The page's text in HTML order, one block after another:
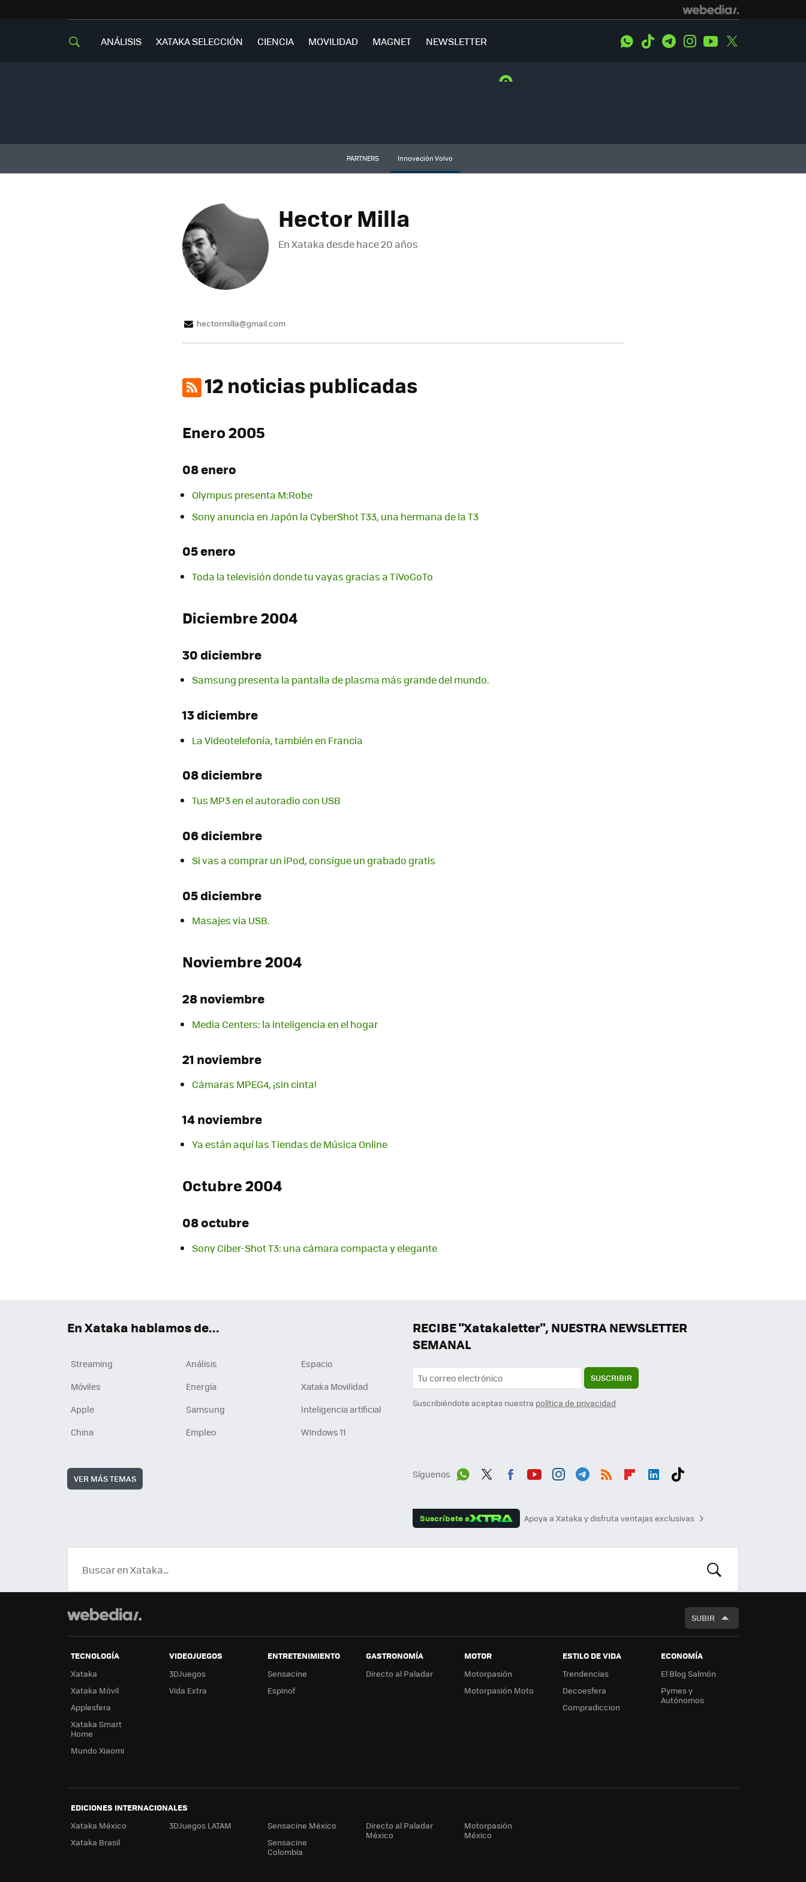
ANÁLISIS XATAKA SELECCIÓN CIENCIA MOVILIDAD MAGNET NEWSLETTER WhatsApp
Tiktok TelegramInstagramYoutube
PARTNERS Innovación Volvo
Hector Milla
En Xataka desdehace 20 años
hectormilla@gmail.com
12 noticias publicadas
Enero 2005
08 enero
Olympus presenta M:Robe
Sony anuncia en Japón la CyberShot T33, una hermana de la T3
05 enero
Toda la televisión donde tu vayas gracias a TiVoGoTo
Diciembre 2004
30 diciembre
Samsung presenta la pantalla de plasma más grande del mundo.
13 diciembre
La Videotelefonía, también en Francia
08 diciembre
Tus MP3 en el autoradio con USB
06 diciembre
Si vas a comprar un iPod, consigue un grabado gratis
05 diciembre
Masajes via USB.
Noviembre 2004
28 noviembre
Media Centers: la inteligencia en el hogar
21 noviembre
Cámaras MPEG4, ¡sin cinta!
14 noviembre
Ya están aquí las Tiendas de Música Online
Octubre 2004
08 octubre
Sony Ciber-Shot T3: una cámara compacta y elegante
RECIBE "Xatakaletter", NUESTRA NEWSLETTER
SEMANAL
SUSCRIBIR
Suscribiéndote aceptas nuestra política de privacidad
Síguenos
ats
App
ter
ebo
ok
Suscríbete a Apoya a Xataka y disfruta ventajas exclusivas
En Xataka hablamos de...
Streaming Análisis
Espacio
Móviles
Energía
Xataka Movilidad
Apple
Samsung
Inteligencia artificial
China
Empleo Windows 11
VER MÁS TEMAS
BUSCAR
SUBIR
TECNOLOGÍA
Xataka
Xataka Móvil
Applesfera
Xataka Smart
Home
Mundo Xiaomi
VIDEOJUEGOS
3DJuegos
Vida Extra
ENTRETENIMIENTO
Sensacine
Espinof
GASTRONOMÍA
Directo al Paladar
MOTOR
Motorpasión
Motorpasión Moto
ESTILO DE VIDA
Trendencias
Decoesfera
Compradiccion
ECONOMÍA
El Blog Salmón
Pymes y
Autónomos
EDICIONES INTERNACIONALES
Xataka México
Xataka Brasil
3DJuegos LATAM
Sensacine México
Sensacine
Colombia
Directo al Paladar
México
Motorpasión
México